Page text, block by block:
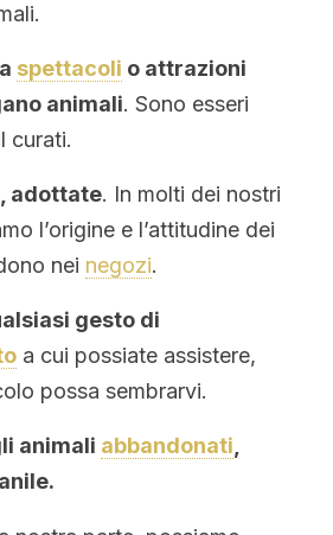
spettacoli o attrazioni
animali. Sono esseri
curati.
adottate. In molti dei nostri
l’origine e l’attitudine dei
nei negozi.
gesto di
a cui possiate assistere,
possa sembrarvi.
animali abbandonati